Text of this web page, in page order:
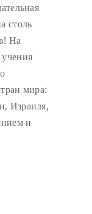
столь
На
мира:
Израиля,
и